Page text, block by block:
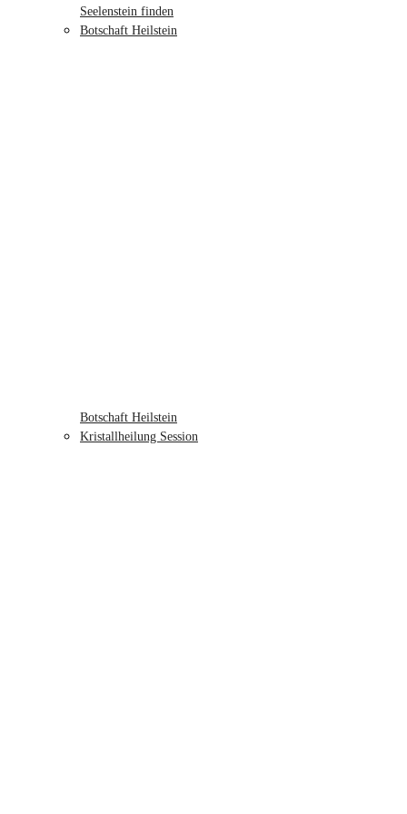
Seelenstein finden
Botschaft Heilstein
Botschaft Heilstein
Kristallheilung Session